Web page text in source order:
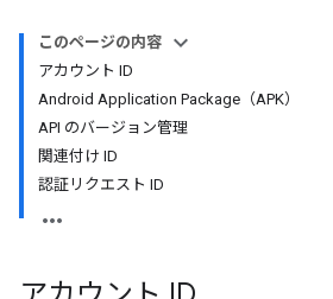
このページの内容
アカウント ID
Android Application Package（APK）
API のバージョン管理
関連付け ID
認証リクエスト ID